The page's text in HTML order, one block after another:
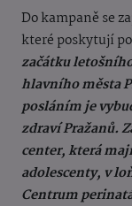
Do kampaně se
které poskytují
začátku
hlavního města
posláním je
zdraví Pražanů.
center, která
adolescenty, v
Centrum